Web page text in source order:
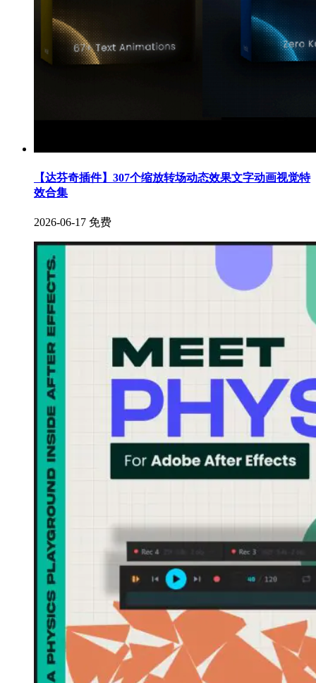
【达芬奇插件】307个缩放转场动态效果文字动画视觉特
效合集
2026-06-17 免费